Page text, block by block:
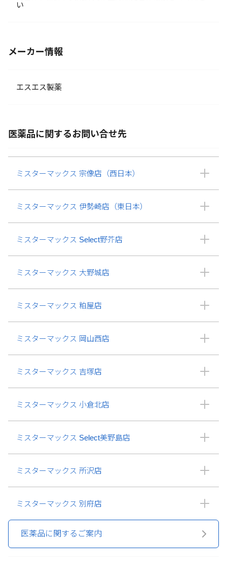
い
メーカー情報
エスエス製薬
医薬品に関するお問い合せ先
ミスターマックス 宗像店（西日本）
ミスターマックス 伊勢崎店（東日本）
ミスターマックス Select野芥店
ミスターマックス 大野城店
ミスターマックス 粕屋店
ミスターマックス 岡山西店
ミスターマックス 吉塚店
ミスターマックス 小倉北店
ミスターマックス Select美野島店
ミスターマックス 所沢店
ミスターマックス 別府店
医薬品に関するご案内